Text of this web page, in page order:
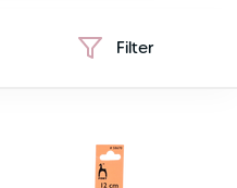
Filter